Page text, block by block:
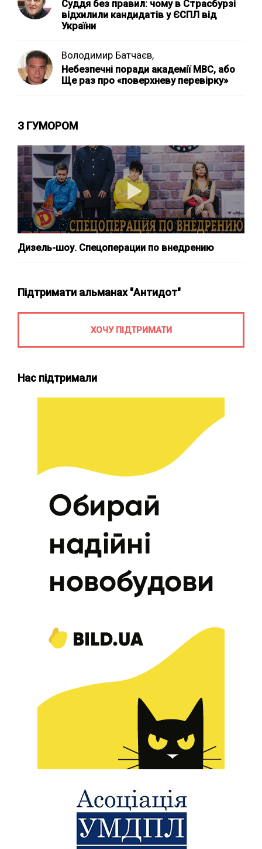
Суддя без правил: чому в Страсбурзі
відхилили кандидатів у ЄСПЛ від
України
Володимир Батчаєв,
Небезпечні поради академії МВС, або
Ще раз про «поверхневу перевірку»
З ГУМОРОМ
Дизель-шоу. Спецоперации по внедрению
Підтримати альманах "Антидот"
ХОЧУ ПІДТРИМАТИ
Нас підтримали